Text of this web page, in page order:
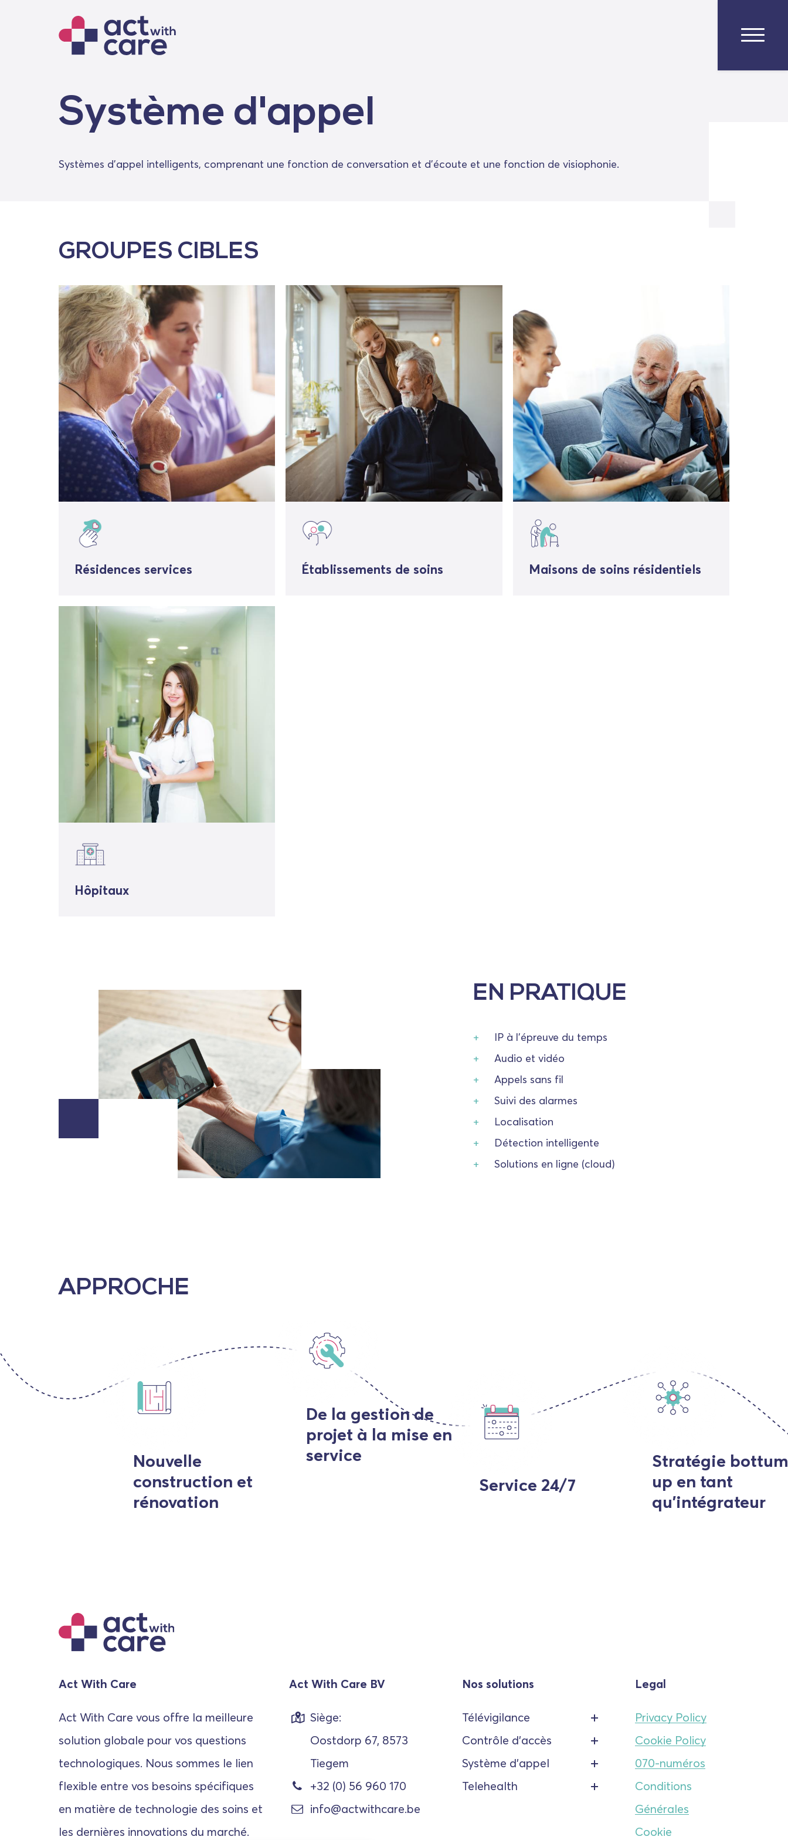
Système d'appel
Systèmes d'appel intelligents, comprenant une fonction de conversation et d'écoute et une fonction de visiophonie.
GROUPES CIBLES
Résidences services Établissements de soins Maisons de soins résidentiels
Hôpitaux
EN PRATIQUE
IP à l'épreuve du temps
Audio et vidéo
Appels sans fil
Suivi des alarmes
Localisation
Détection intelligente
Solutions en ligne (cloud)
APPROCHE
Nouvelle
construction et
rénovation
De la gestion de
projet à la mise en
service
Service 24/7
Stratégie bottum-
up en tant
qu'intégrateur
Act With Care
Act With Care vous offre la meilleure
solution globale pour vos questions
technologiques. Nous sommes le lien
flexible entre vos besoins spécifiques
en matière de technologie des soins et
les dernières innovations du marché.
Act With Care BV
Siège:
Oostdorp 67, 8573
Tiegem
+32 (0) 56 960 170
info@actwithcare.be
Nos solutions
Télévigilance
Contrôle d'accès
Système d'appel
Telehealth
Legal
Privacy Policy
Cookie Policy
070-numéros
Conditions
Générales
Cookie